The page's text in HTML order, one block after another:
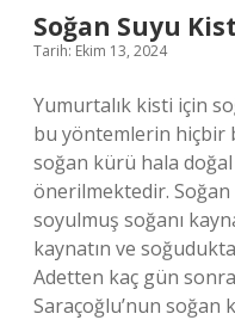
Soğan Suyu
Tarih: Ekim 13, 2024
Yumurtalık kisti için
bu yöntemlerin hiçbir
soğan kürü hala
önerilmektedir.
soyulmuş soğanı
kaynatın ve
Adetten kaç gün
Saraçoğlu’nun soğan